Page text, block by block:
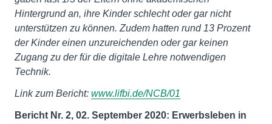
Hintergrund an, ihre Kinder schlecht oder gar nicht
unterstützen zu können. Zudem hatten rund 13 Prozent
der Kinder einen unzureichenden oder gar keinen
Zugang zu der für die digitale Lehre notwendigen
Technik.
Link zum Bericht: www.lifbi.de/NCB/01
Bericht Nr. 2, 02. September 2020: Erwerbsleben in